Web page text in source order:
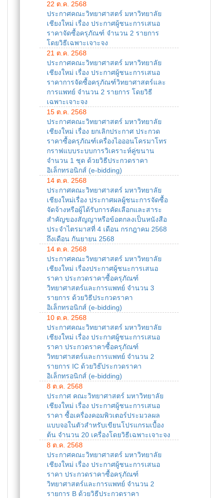
22 ต.ค. 2568
ประกาศคณะวิทยาศาสตร์ มหาวิทยาลัย
เชียงใหม่ เรื่อง ประกาศผู้ชนะการเสนอ
ราคาจัดซื้อครุภัณฑ์ จำนวน 2 รายการ
โดยวิธีเฉพาะเจาะจง
21 ต.ค. 2568
ประกาศคณะวิทยาศาสตร์ มหาวิทยาลัย
เชียงใหม่ เรื่อง ประกาศผู้ชนะการเสนอ
ราคาการจัดซื้อครุภัณฑ์วิทยาศาสตร์และ
การแพทย์ จำนวน 2 รายการ โดยวิธี
เฉพาะเจาะจง
15 ต.ค. 2568
ประกาศคณะวิทยาศาสตร์ มหาวิทยาลัย
เชียงใหม่ เรื่อง ยกเลิกประกาศ ประกวด
ราคาซื้อครุภัณฑ์เครื่องไอออนโครมาโทร
กราฟแบบระบบการวิเคราะห์คู่ขนาน
จำนวน 1 ชุด ด้วยวิธีประกวดราคา
อิเล็กทรอนิกส์ (e-bidding)
14 ต.ค. 2568
ประกาศคณะวิทยาศาสตร์ มหาวิทยาลัย
เชียงใหม่เรื่อง ประกาศผลผู้ชนะการจัดซื้อ
จัดจ้างหรือผู้ได้รับการคัดเลือกและสาระ
สำคัญของสัญญาหรือข้อตกลงเป็นหนังสือ
ประจำไตรมาสที่ 4 เดือน กรกฎาคม 2568
ถึงเดือน กันยายน 2568
14 ต.ค. 2568
ประกาศคณะวิทยาศาสตร์ มหาวิทยาลัย
เชียงใหม่ เรื่องประกาศผู้ชนะการเสนอ
ราคา ประกวดราคาซื้อครุภัณฑ์
วิทยาศาสตร์และการแพทย์ จำนวน 3
รายการ ด้วยวิธีประกวดราคา
อิเล็กทรอนิกส์ (e-bidding)
10 ต.ค. 2568
ประกาศคณะวิทยาศาสตร์ มหาวิทยาลัย
เชียงใหม่ เรื่อง ประกาศผู้ชนะการเสนอ
ราคา ประกวดราคาซื้อครุภัณฑ์
วิทยาศาสตร์และการแพทย์ จำนวน 2
รายการ IC ด้วยวิธ๊ประกวดราคา
อิเล็กทรอนิกส์ (e-bidding)
8 ต.ค. 2568
ประกาศ คณะวิทยาศาสตร์ มหาวิทยาลัย
เชียงใหม่ เรื่อง ประกาศผู้ชนะการเสนอ
ราคา ซื้อเครื่องคอมพิวเตอร์ประมวลผล
แบบจอในตัวสำหรับเขียนโปรแกรมเบื้อง
ต้น จำนวน 20 เครื่องโดยวิธีเฉพาะเจาะจง
8 ต.ค. 2568
ประกาศคณะวิทยาศาสตร์ มหาวิทยาลัย
เชียงใหม่ เรื่อง ประกาศผู้ชนะการเสนอ
ราคา ประกวดราคาซื้อครุภัณฑ์
วิทยาศาสตร์และการแพทย์ จำนวน 2
รายการ B ด้วยวิธีประกวดราคา